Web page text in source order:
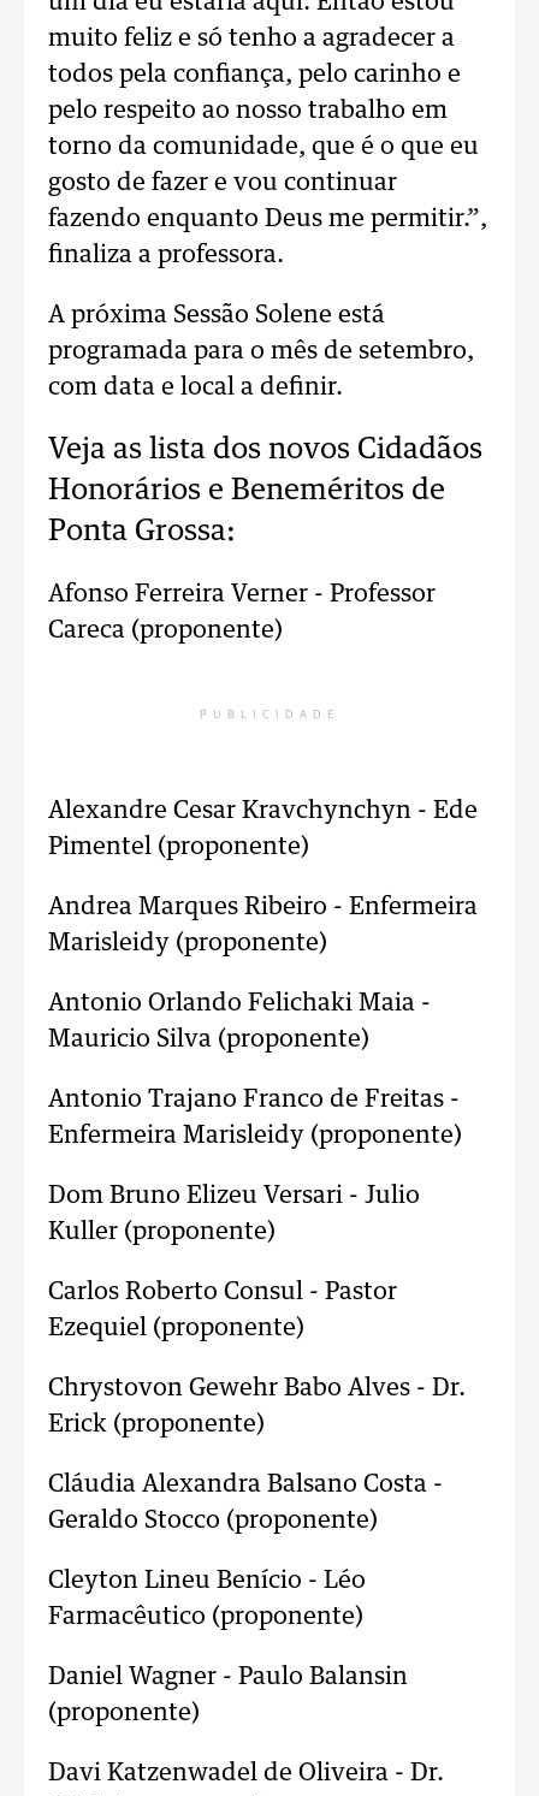
muito feliz e só tenho a agradecer a
todos pela confiança, pelo carinho e
pelo respeito ao nosso trabalho em
torno da comunidade, que é o que eu
gosto de fazer e vou continuar
fazendo enquanto Deus me permitir.”,
finaliza a professora.
A próxima Sessão Solene está
programada para o mês de setembro,
com data e local a definir.
Veja as lista dos novos Cidadãos
Honorários e Beneméritos de
Ponta Grossa:
Afonso Ferreira Verner - Professor
Careca (proponente)
PUBLICIDADE
Alexandre Cesar Kravchynchyn - Ede
Pimentel (proponente)
Andrea Marques Ribeiro - Enfermeira
Marisleidy (proponente)
Antonio Orlando Felichaki Maia -
Mauricio Silva (proponente)
Antonio Trajano Franco de Freitas -
Enfermeira Marisleidy (proponente)
Dom Bruno Elizeu Versari - Julio
Kuller (proponente)
Carlos Roberto Consul - Pastor
Ezequiel (proponente)
Chrystovon Gewehr Babo Alves - Dr.
Erick (proponente)
Cláudia Alexandra Balsano Costa -
Geraldo Stocco (proponente)
Cleyton Lineu Benício - Léo
Farmacêutico (proponente)
Daniel Wagner - Paulo Balansin
(proponente)
Davi Katzenwadel de Oliveira - Dr.